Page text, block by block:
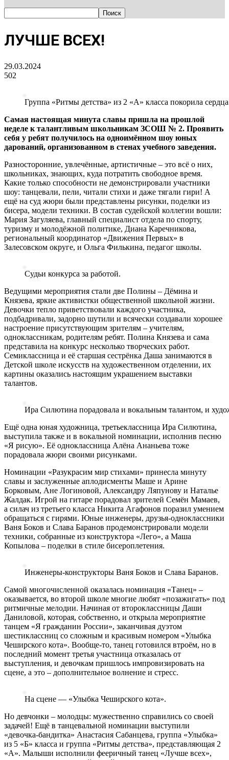
ЛУЧШЕ ВСЕХ!
29.03.2024
502
Группа «Ритмы детства» из 2 «А» класса покорила
Самая настоящая минута славы пришла на прошлой
неделе к талантливым школьникам ЗСОШ № 2. Проявить
себя у ребят получилось на одноимённом шоу юных
дарований, организованном в стенах учебного заведения.
Разносторонние, увлечённые, артистичные – это всё о них,
школьниках, знающих, куда потратить свободное время.
Какие только способности не демонстрировали участники
шоу: танцевали, пели, читали стихи и даже тягали гири! А
ещё на суд жюри были представлены рисунки, поделки из
бисера, модели техники. В состав судейской коллегии вошли:
Мария Загуляева, главный специалист отдела по спорту,
туризму и молодёжной политике, Диана Каречникова,
региональный координатор «Движения Первых» в
Залесовском округе, и Ольга Филькина, педагог школы.
Судьи конкурса за работой.
Ведущими мероприятия стали две Полины – Дёмина и
Князева, яркие активистки общественной школьной жизни.
Девочки тепло приветствовали каждого участника,
подбадривали, задорно шутили и всячески создавали хорошее
настроение присутствующим зрителям – учителям,
одноклассникам, родителям ребят. Полина Князева и сама
представила на конкурс несколько творческих работ.
Семиклассница и её старшая сестрёнка Даша занимаются в
Детской школе искусств на художественном отделении, их
картины оказались настоящим украшением выставки
талантов.
Ира Силютина порадовала и вокальным талантом, и
Ещё одна юная художница, третьеклассница Ира Силютина,
выступила также и в вокальной номинации, исполнив песню
«Я рисую». Её одноклассница Алёна Ананьева тоже
порадовала жюри своими рисунками.
Номинации «Разукрасим мир стихами» принесла минуту
славы и заслуженные аплодисменты Маше и Арине
Борковым, Ане Логиновой, Александру Ляпунову и Наталье
Жалдак. Игрой на гитаре порадовал зрителей Семён Мамаев,
а силач из третьего класса Никита Агафонов поразил умением
обращаться с гирями. Юные инженеры, друзья-одноклассники
Ваня Боков и Слава Баранов продемонстрировали модели
техники, собранные из конструктора «Лего», а Маша
Копылова – поделки в стиле бисероплетения.
Инженеры-конструкторы Ваня Боков и Слава Баранов.
Самой многочисленной оказалась номинация «Танец» –
оказывается, во второй школе многие любят «позажигать» под
ритмичные мелодии. Начиная от второклассницы Даши
Даниловой, которая, собственно, и открыла мероприятие
танцем «Я гражданин России», заканчивая дуэтом
шестиклассниц со сложным и красивым номером «Улыбка
Чеширского кота». Вообще-то, танец готовился втроём, но в
последний момент третья участница отказалась от
выступления, и девочкам пришлось импровизировать на
сцене, а это – дополнительное волнение и стресс.
На сцене — «Улыбка Чеширского кота».
Но девчонки – молодцы: мужественно справились со своей
задачей! Ещё в танцевальной номинации выступили
«девочка-бандитка» Анастасия Сабанцева, группа «Улыбка»
из 5 «Б» класса и группа «Ритмы детства», представляющая 2
«А». Малыши исполнили фееричный танец «Лучше всех»,